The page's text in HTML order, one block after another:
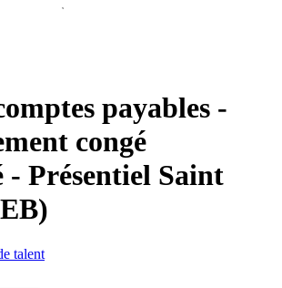
payables -
congé
Présentiel Saint
talent